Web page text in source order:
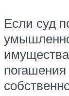
Если суд
погашения